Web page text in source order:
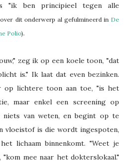
"ik ben principieel tegen alle
dit onderwerp al gefulmineerd in De
Polio).
zeg ik op een koele toon, "dat
is." Ik laat dat even bezinken.
op lichtere toon aan toe, "is het
maar enkel een screening op
niets van weten, en begint op te
vloeistof is die wordt ingespoten,
lichaam binnenkomt. "Weet je
mee naar het dokterslokaal."